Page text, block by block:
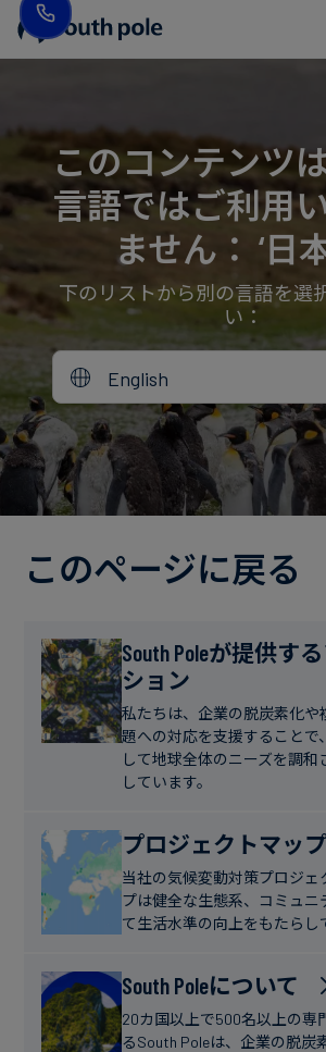
役
員
紹
介
所
地
誠
実
へ
り
み
ァ
ッ
シ
ョ
ン
エ
ル
ギ
ー・
電
ガ
ス
食
飲
料
ス
テ
ナ
ブ
フ
ァ
イ
ク
ト
を
見
る
レ
ポ
ー
ト
後
イ
ベ
ン
ト
ブ
ロ
ー
ス
ス
デ
ィ
ニ
ー
ス
Read more
Read more
Read more
Read more
Read more
このコンテンツ
言語ではご利用
ません： ‘日
下のリストから別の言語を選
い：
English
このページに戻る
South Poleが提供す
ション
私たちは、企業の脱炭素化や
題への対応を支援することで
して地球全体のニーズを調和
しています。
プロジェクトマップ
当社の気候変動対策プロジェ
プは健全な生態系、コミュニ
て生活水準の向上をもたらし
South Poleについて
20カ国以上で500名以上の専
るSouth Poleは、企業の脱炭